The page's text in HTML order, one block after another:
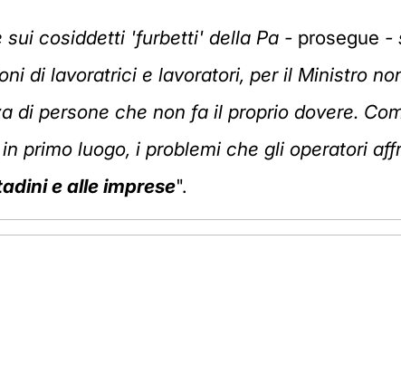
sui cosiddetti 'furbetti' della Pa - prosegue -
di lavoratrici e lavoratori, per il Ministro
di persone che non fa il proprio dovere.
primo luogo, i problemi che gli operatori
e alle imprese".